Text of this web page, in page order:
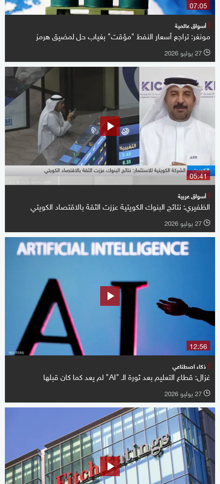
07:05
أسواق عالمية
مونغر: تراجع أسعار النفط "مؤقت" بغياب حل لمضيق هرمز
l 27 يوليو 2026
05:41
أسواق عربية
الظفيري: نتائج البنوك الكويتية عززت الثقة بالاقتصاد الكويتي
l 27 يوليو 2026
12:56
ذكاء اصطناعي
غزال: قطاع التعليم بعد ثورة الـ "AI" لم يعد كما كان قبلها
l 27 يوليو 2026